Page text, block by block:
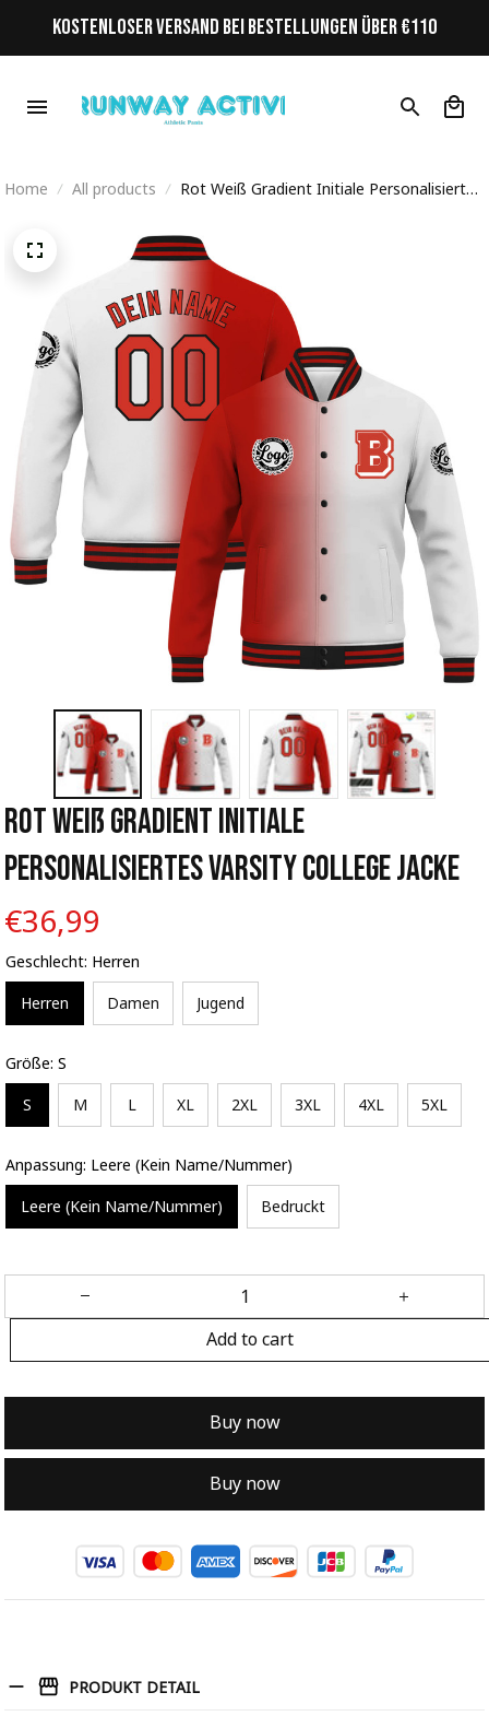
KOSTENLOSER VERSAND BEI BESTELLUNGEN ÜBER €110
Home All products
Rot Weiß Gradient Initiale Personalisiertes
Rot Weiß Gradient Initiale
Personalisiertes Varsity College Jacke
€36,99
Geschlecht: Herren
Herren Damen Jugend
Größe: S
S M L XL 2XL 3XL 4XL 5XL
Anpassung: Leere (Kein Name/Nummer)
Leere (Kein Name/Nummer) Bedruckt
Add to cart
Buy now
Buy now
PRODUKT DETAIL